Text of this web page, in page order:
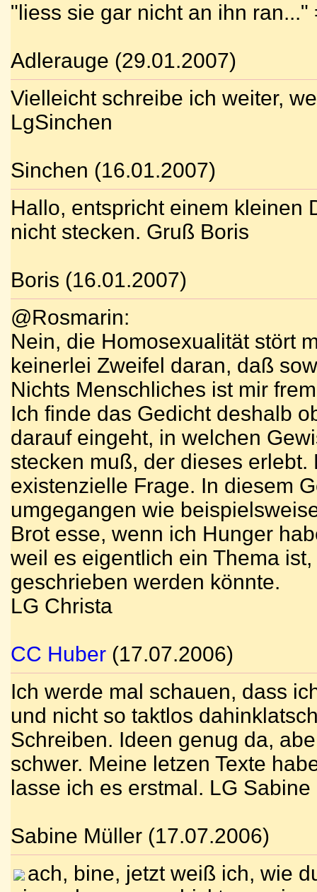
"liess sie gar nicht an ihn ran..."
Adlerauge (29.01.2007)
Vielleicht schreibe ich weiter,
LgSinchen
Sinchen (16.01.2007)
Hallo, entspricht einem kleinen
nicht stecken. Gruß Boris
Boris (16.01.2007)
@Rosmarin:
Nein, die Homosexualität stört
keinerlei Zweifel daran, daß
Nichts Menschliches ist mir
Ich finde das Gedicht deshalb
darauf eingeht, in welchen
stecken muß, der dieses
existenzielle Frage. In diesem
umgegangen wie
Brot esse, wenn ich Hunger
weil es eigentlich ein Thema
geschrieben werden könnte.
LG Christa
CC Huber (17.07.2006)
Ich werde mal schauen, dass
und nicht so taktlos
Schreiben. Ideen genug da,
schwer. Meine letzen Texte
lasse ich es erstmal. LG Sabine
Sabine Müller (17.07.2006)
ach, bine, jetzt weiß ich, wie